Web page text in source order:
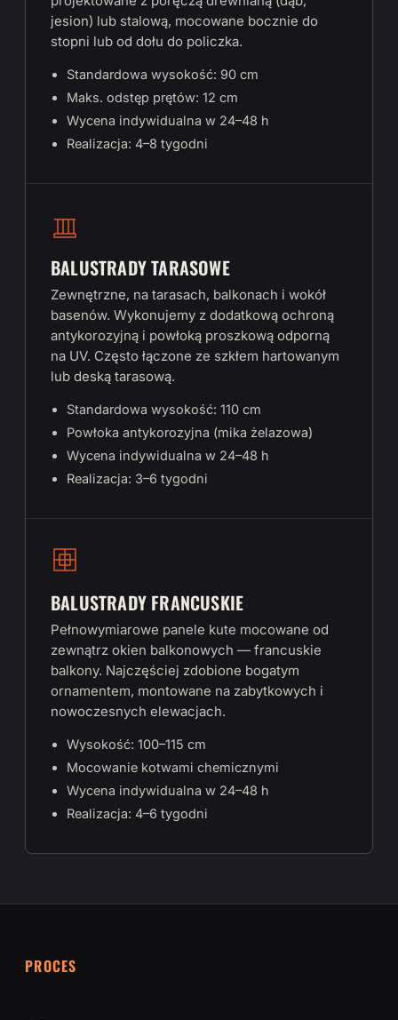
jesion) lub stalową, mocowane bocznie do
stopni lub od dołu do policzka.
Standardowa wysokość: 90 cm
Maks. odstęp prętów: 12 cm
Wycena indywidualna w 24–48 h
Realizacja: 4–8 tygodni
BALUSTRADY TARASOWE
Zewnętrzne, na tarasach, balkonach i wokół
basenów. Wykonujemy z dodatkową ochroną
antykorozyjną i powłoką proszkową odporną
na UV. Często łączone ze szkłem hartowanym
lub deską tarasową.
Standardowa wysokość: 110 cm
Powłoka antykorozyjna (mika żelazowa)
Wycena indywidualna w 24–48 h
Realizacja: 3–6 tygodni
BALUSTRADY FRANCUSKIE
Pełnowymiarowe panele kute mocowane od
zewnątrz okien balkonowych — francuskie
balkony. Najczęściej zdobione bogatym
ornamentem, montowane na zabytkowych i
nowoczesnych elewacjach.
Wysokość: 100–115 cm
Mocowanie kotwami chemicznymi
Wycena indywidualna w 24–48 h
Realizacja: 4–6 tygodni
PROCES